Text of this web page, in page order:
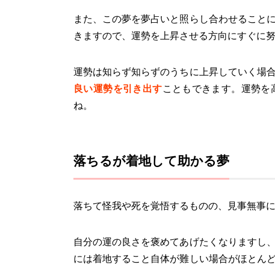
また、この夢を夢占いと照らし合わせること
きますので、運勢を上昇させる方向にすぐに
運勢は知らず知らずのうちに上昇していく場
良い運勢を引き出すこともできます。運勢
ね。
落ちるが着地して助かる夢
落ちて怪我や死を覚悟するものの、見事無事
自分の運の良さを褒めてあげたくなりますし
には着地すること自体が難しい場合がほとん